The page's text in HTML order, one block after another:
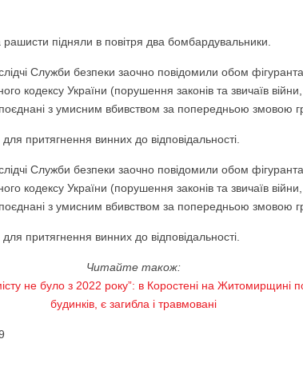
рашисти підняли в повітря два бомбардувальники.
слідчі Служби безпеки заочно повідомили обом
кодексу України (порушення законів та звичаїв
з умисним вбивством за попередньою змовою
притягнення винних до відповідальності.
слідчі Служби безпеки заочно повідомили обом
кодексу України (порушення законів та звичаїв
з умисним вбивством за попередньою змовою
притягнення винних до відповідальності.
Читайте також:
не було з 2022 року”: в Коростені на Житомирщині
будинків, є загибла і травмовані